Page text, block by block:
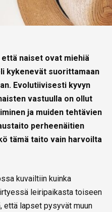
naiset ovat miehiä
kykenevät suorittamaan
Evolutiivisesti kyvyn
vastuulla on ollut
ja muiden tehtävien
perheenäitien
tämä taito vain harvoilta
kuvailtiin kuinka
leiripaikasta toiseen
että lapset pysyvät muun